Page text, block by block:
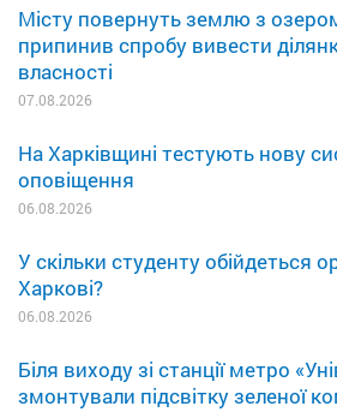
Місту повернуть землю з
припинив спробу вивести
власності
07.08.2026
На Харківщині тестують нову
оповіщення
06.08.2026
У скільки студенту обійдеться
Харкові?
06.08.2026
Біля виходу зі станції метро
змонтували підсвітку зеленої